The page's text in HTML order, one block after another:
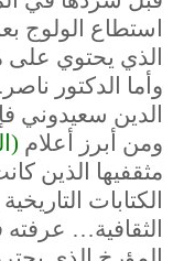
استطاع الولوج
الذي يحتوي على
وأما الدكتور ناصر
الدين سعيدوني
) ومن أبرز أعلام
مثقفيها الذين
الكتابات
الثقافية…